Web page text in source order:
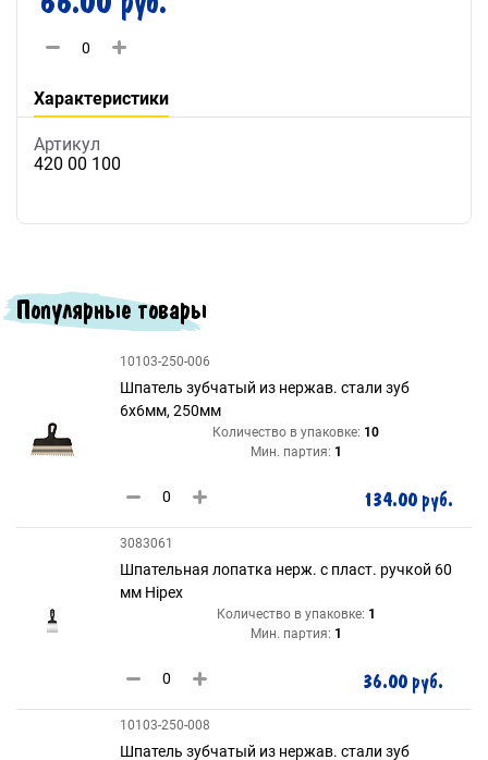
Характеристики
Артикул
420 00 100
Популярные товары
10103-250-006
Шпатель зубчатый из нержав. стали зуб
6х6мм, 250мм
Количество в упаковке: 10
Мин. партия: 1
134.00 руб.
3083061
Шпательная лопатка нерж. с пласт. ручкой 60
мм Hipex
Количество в упаковке: 1
Мин. партия: 1
36.00 руб.
10103-250-008
Шпатель зубчатый из нержав. стали зуб